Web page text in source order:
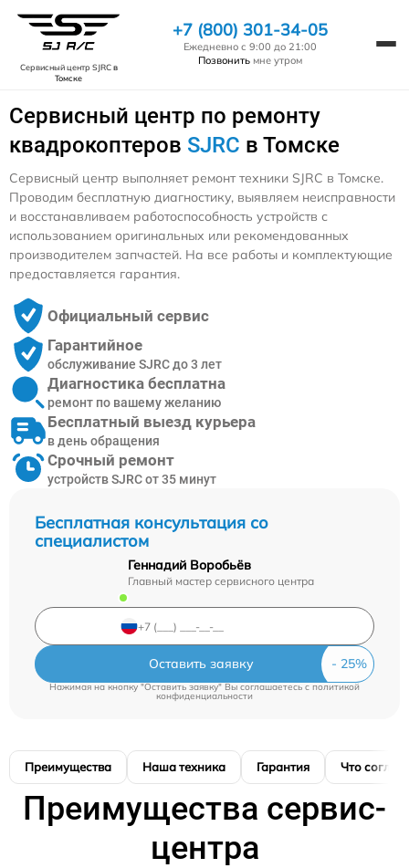
Сервисный центр SJRCв
Томске
+7 (800) 301-34-05
Ежедневно с 9:00 до 21:00
Позвонить мне утром
Сервисный центр по ремонту
квадрокоптеров SJRC в Томске
Бесплатная консультация со
специалистом
Геннадий Воробьёв
Главный мастер сервисного центра
Оставить заявку
Нажимая на кнопку "Оставить заявку" Вы соглашаетесь cполитикой
конфиденциальности
Сервисный центр выполняет ремонт техники SJRC в Томске.
Проводим бесплатную диагностику, выявляем неисправности
и восстанавливаем работоспособность устройств с
использованием оригинальных или рекомендованных
производителем запчастей. На все работы и комплектующие
предоставляется гарантия.
Официальный сервис
Гарантийное
обслуживание SJRC до 3 лет
Диагностика бесплатна
ремонт по вашему желанию
Бесплатный выезд курьера
в день обращения
Срочный ремонт
устройств SJRC от 35 минут
Преимущества Наша техника Гарантия Что
Преимущества сервис-
центра